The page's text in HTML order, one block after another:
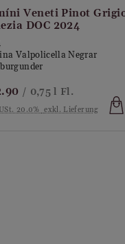
Veneti Pinot
DOC 2024
Valpolicella Negrar
/ 0,75 l Fl.
20.0% exkl. Lieferung